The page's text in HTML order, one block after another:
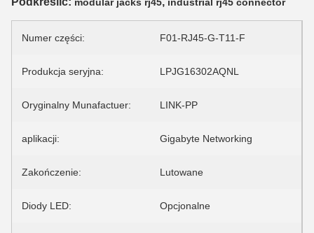
Numer części: F01-RJ45-G-T11-F
Produkcja seryjna: LPJG16302AQNL
Oryginalny Munafactuer: LINK-PP
aplikacji: Gigabyte Networking
Zakończenie: Lutowane
Diody LED: Opcjonalne